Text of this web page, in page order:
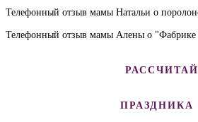
Телефонный отзыв мамы Натальи о
Телефонный отзыв мамы Алены о "Фабрике